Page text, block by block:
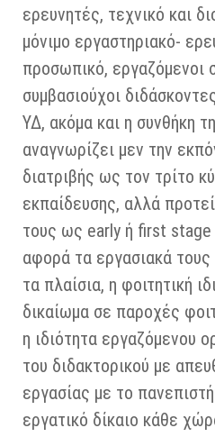
ερευνητές, τεχνικό και
μόνιμο εργαστηριακό-
προσωπικό, εργαζόμενοι
συμβασιούχοι
ΥΔ, ακόμα και η συνθήκη
αναγνωρίζει μεν την
διατριβής ως τον τρίτο
εκπαίδευσης, αλλά
τους ως early ή first
αφορά τα εργασιακά
τα πλαίσια, η φοιτητική
δικαίωμα σε παροχές
η ιδιότητα εργαζόμενου
του διδακτορικού με
εργασίας με το
εργατικό δίκαιο κάθε